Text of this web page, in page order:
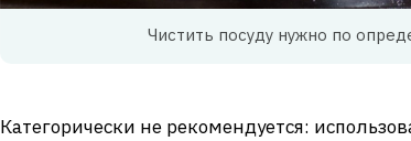
Чистить посуду нужно по
Категорически не рекомендуется: